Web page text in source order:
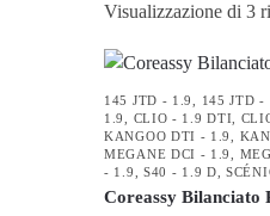
Visualizzazione di 3
145 JTD - 1.9, 145 JTD -
1.9, CLIO - 1.9 DTI,
KANGOO DTI - 1.9,
MEGANE DCI - 1.9,
- 1.9, S40 - 1.9 D,
Coreassy Bilanciato